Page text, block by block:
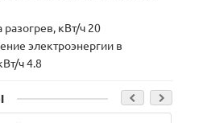
кВт/ч 20
электроэнергии в
ч 4.8